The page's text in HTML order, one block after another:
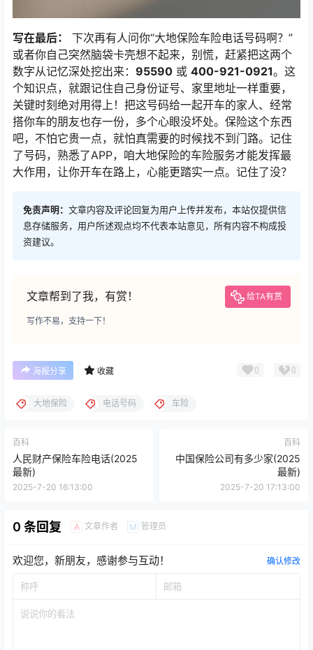
写在最后：
下次再有人问你“大地保险车险电话号码啊？”
或者你自己突然脑袋卡壳想不起来，别慌，赶紧把这两个
数字从记忆深处挖出来： 95590 或 400-921-0921。这
个知识点，就跟记住自己身份证号、家里地址一样重要，
关键时刻绝对用得上！把这号码给一起开车的家人、经常
搭你车的朋友也存一份，多个心眼没坏处。保险这个东西
吧，不怕它贵一点，就怕真需要的时候找不到门路。记住
了号码，熟悉了APP，咱大地保险的车险服务才能发挥最
大作用，让你开车在路上，心能更踏实一点。记住了没？
免责声明： 文章内容及评论回复为用户上传并发布，本站仅提供信
息存储服务，用户所述观点均不代表本站意见，所有内容不构成投
资建议。
文章帮到了我，有赏！ 给TA有赏
写作不易，支持一下！
海报分享 收藏 0 0
大地保险 电话号码 车险
百科
人民财产保险车险电话(2025
最新)
2025-7-20 16:13:00
百科
中国保险公司有多少家(2025
最新)
2025-7-20 17:13:00
0 条回复 A 文章作者 M 管理员
欢迎您，新朋友，感谢参与互动！ 确认修改